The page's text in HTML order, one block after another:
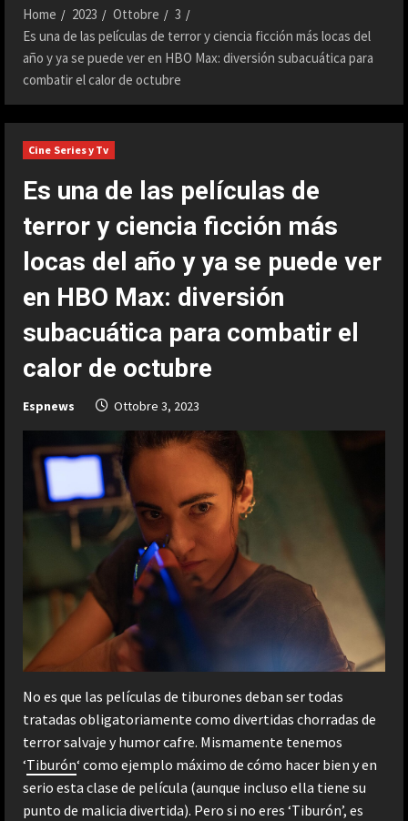
Home 2023 Ottobre
3
Es una de las películas de terror y ciencia ficción más locas del
año y ya se puede ver en HBO Max: diversión subacuática para
combatir el calor de octubre
Cine Series y Tv
Es una de las películas de
terror y ciencia ficción más
locas del año y ya se puede ver
en HBO Max: diversión
subacuática para combatir el
calor de octubre
Espnews Ottobre 3, 2023
No es que las películas de tiburones deban ser todas
tratadas obligatoriamente como divertidas chorradas de
terror salvaje y humor cafre. Mismamente tenemos
‘Tiburón‘ como ejemplo máximo de cómo hacer bien y en
serio esta clase de película (aunque incluso ella tiene su
punto de malicia divertida). Pero si no eres ‘Tiburón’, es